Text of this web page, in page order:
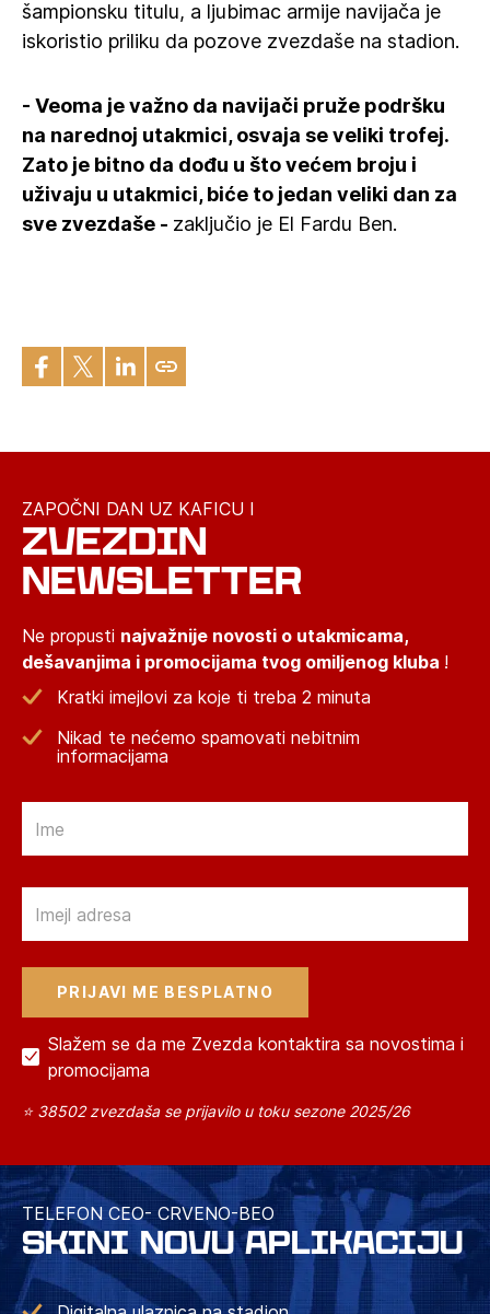
šampionsku titulu, a ljubimac armije navijača je
iskoristio priliku da pozove zvezdaše na stadion.
- Veoma je važno da navijači pruže podršku
na narednoj utakmici, osvaja se veliki trofej.
Zato je bitno da dođu u što većem broju i
uživaju u utakmici, biće to jedan veliki dan za
sve zvezdaše - zaključio je El Fardu Ben.
ZAPOČNI DAN UZ KAFICU I
ZVEZDIN
NEWSLETTER
Ne propusti najvažnije novosti o utakmicama,
dešavanjima i promocijama tvog omiljenog kluba !
Kratki imejlovi za koje ti treba 2 minuta
Nikad te nećemo spamovati nebitnim
informacijama
Slažem se da me Zvezda kontaktira sa novostima i
promocijama
⭐ 38502 zvezdaša se prijavilo u toku sezone 2025/26
TELEFON CEO- CRVENO-BEO
SKINI NOVU APLIKACIJU